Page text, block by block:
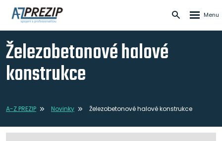
Železobetonové halové
konstrukce
A-Z PREZIP Novinky Železobetonové halové konstrukce